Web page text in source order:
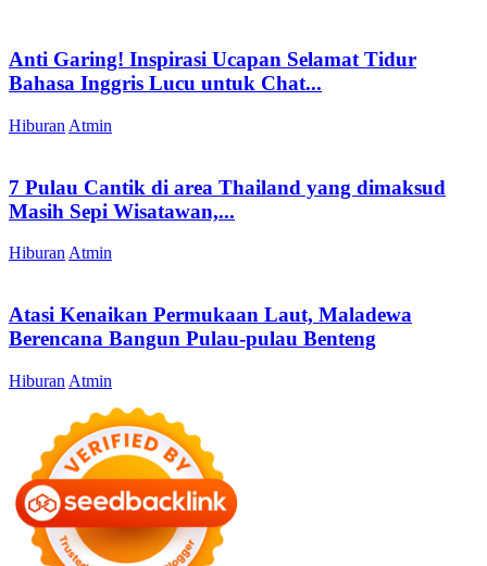
Anti Garing! Inspirasi Ucapan Selamat Tidur
Bahasa Inggris Lucu untuk Chat...
Hiburan Atmin
7 Pulau Cantik di area Thailand yang dimaksud
Masih Sepi Wisatawan,...
Hiburan Atmin
Atasi Kenaikan Permukaan Laut, Maladewa
Berencana Bangun Pulau-pulau Benteng
Hiburan Atmin